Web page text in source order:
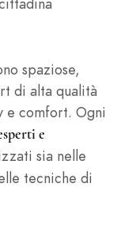
spaziose,
di alta qualità
e comfort. Ogni
e
sia nelle
tecniche di